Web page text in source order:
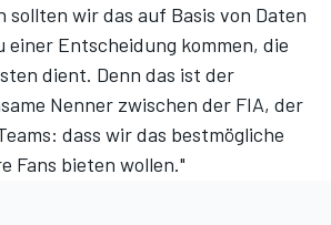
sollten wir das auf Basis von Daten
einer Entscheidung kommen, die
dient. Denn das ist der
Nenner zwischen der FIA, der
dass wir das bestmögliche
Fans bieten wollen."